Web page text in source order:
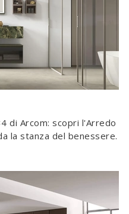
di Arcom: scopri l'Arredo
la stanza del benessere.